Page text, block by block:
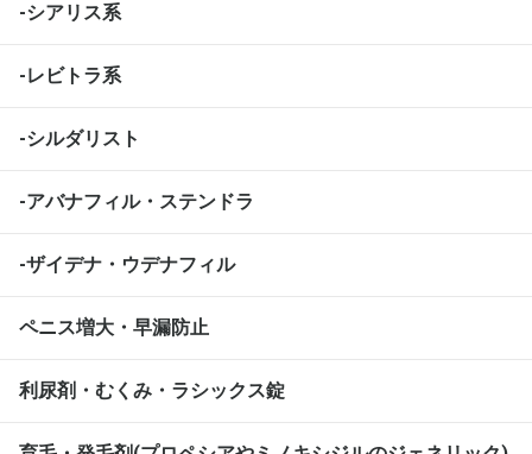
-シアリス系
-レビトラ系
-シルダリスト
-アバナフィル・ステンドラ
-ザイデナ・ウデナフィル
ペニス増大・早漏防止
利尿剤・むくみ・ラシックス錠